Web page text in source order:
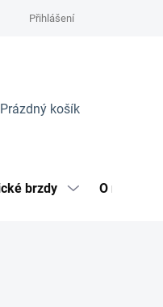
Přihlášení
Nákupní
Prázdný košík
brzdy O nás